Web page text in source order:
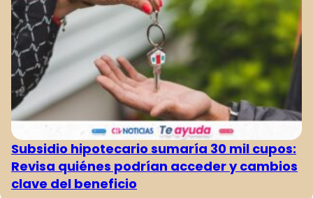
Subsidio hipotecario sumaría 30 mil cupos:
Revisa quiénes podrían acceder y cambios
clave del beneficio